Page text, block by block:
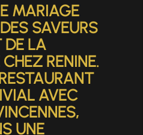
MARIAGE
SAVEURS
DE LA
RENINE.
AVEC
UNE